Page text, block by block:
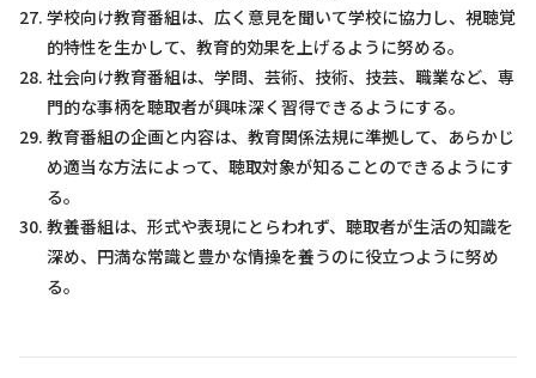
学校向け教育番組は、広く意見を聞いて学校に協力し、視聴覚
的特性を生かして、教育的効果を上げるように努める。
社会向け教育番組は、学問、芸術、技術、技芸、職業など、専
門的な事柄を聴取者が興味深く習得できるようにする。
教育番組の企画と内容は、教育関係法規に準拠して、あらかじ
め適当な方法によって、聴取対象が知ることのできるようにす
る。
教養番組は、形式や表現にとらわれず、聴取者が生活の知識を
深め、円満な常識と豊かな情操を養うのに役立つように努め
る。